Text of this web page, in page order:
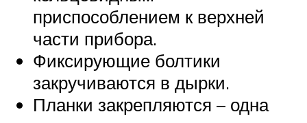
приспособлением к верхней
части прибора.
Фиксирующие болтики
закручиваются в дырки.
Планки закрепляются – одна